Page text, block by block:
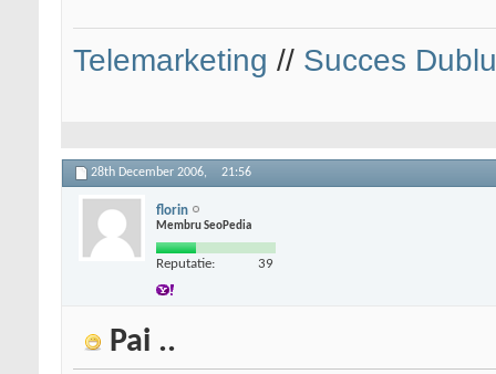
Telemarketing // Succes Dublu
28th December 2006, 21:56
florin
Membru SeoPedia
Reputatie: 39
Pai ..